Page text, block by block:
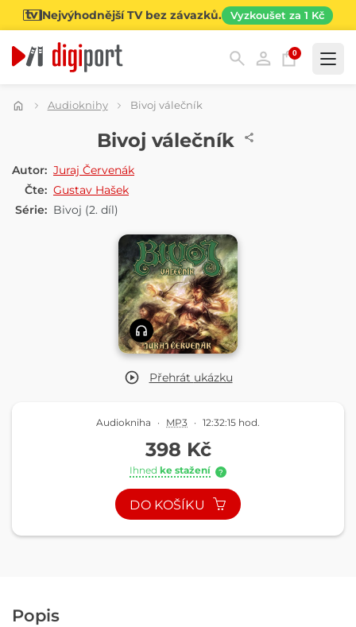
Nejvýhodnější TV bez závazků. Vyzkoušet za 1 Kč
0
Kategorie
Audioknihy Bivoj válečník
Přehrát ukázku
Bivoj válečník
Autor: Juraj Červenák
Čte: Gustav Hašek
Série: Bivoj (2. díl)
Audiokniha · MP3 · 12:32:15 hod.
398 Kč
Ihned ke stažení ?
DO KOŠÍKU
Popis